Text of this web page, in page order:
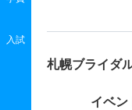
入試
札幌ブライダ
イベン